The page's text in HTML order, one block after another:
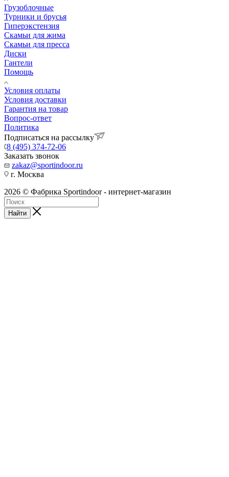
Грузоблочные
Турники и брусья
Гиперэкстензия
Скамьи для жима
Скамьи для пресса
Диски
Гантели
Помощь
Условия оплаты
Условия доставки
Гарантия на товар
Вопрос-ответ
Политика
Подписаться на рассылку
8 (495) 374-72-06
Заказать звонок
zakaz@sportindoor.ru
г. Москва
2026 © Фабрика Sportindoor - интернет-магазин
Найти